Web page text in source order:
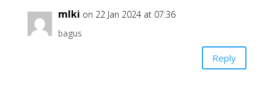
mlki on 22 Jan 2024 at 07:36
bagus
Reply